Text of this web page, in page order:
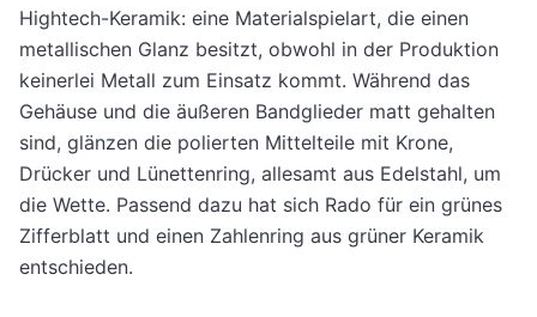
Hightech-Keramik: eine Materialspielart, die einen
metallischen Glanz besitzt, obwohl in der Produktion
keinerlei Metall zum Einsatz kommt. Während das
Gehäuse und die äußeren Bandglieder matt gehalten
sind, glänzen die polierten Mittelteile mit Krone,
Drücker und Lünettenring, allesamt aus Edelstahl, um
die Wette. Passend dazu hat sich Rado für ein grünes
Zifferblatt und einen Zahlenring aus grüner Keramik
entschieden.